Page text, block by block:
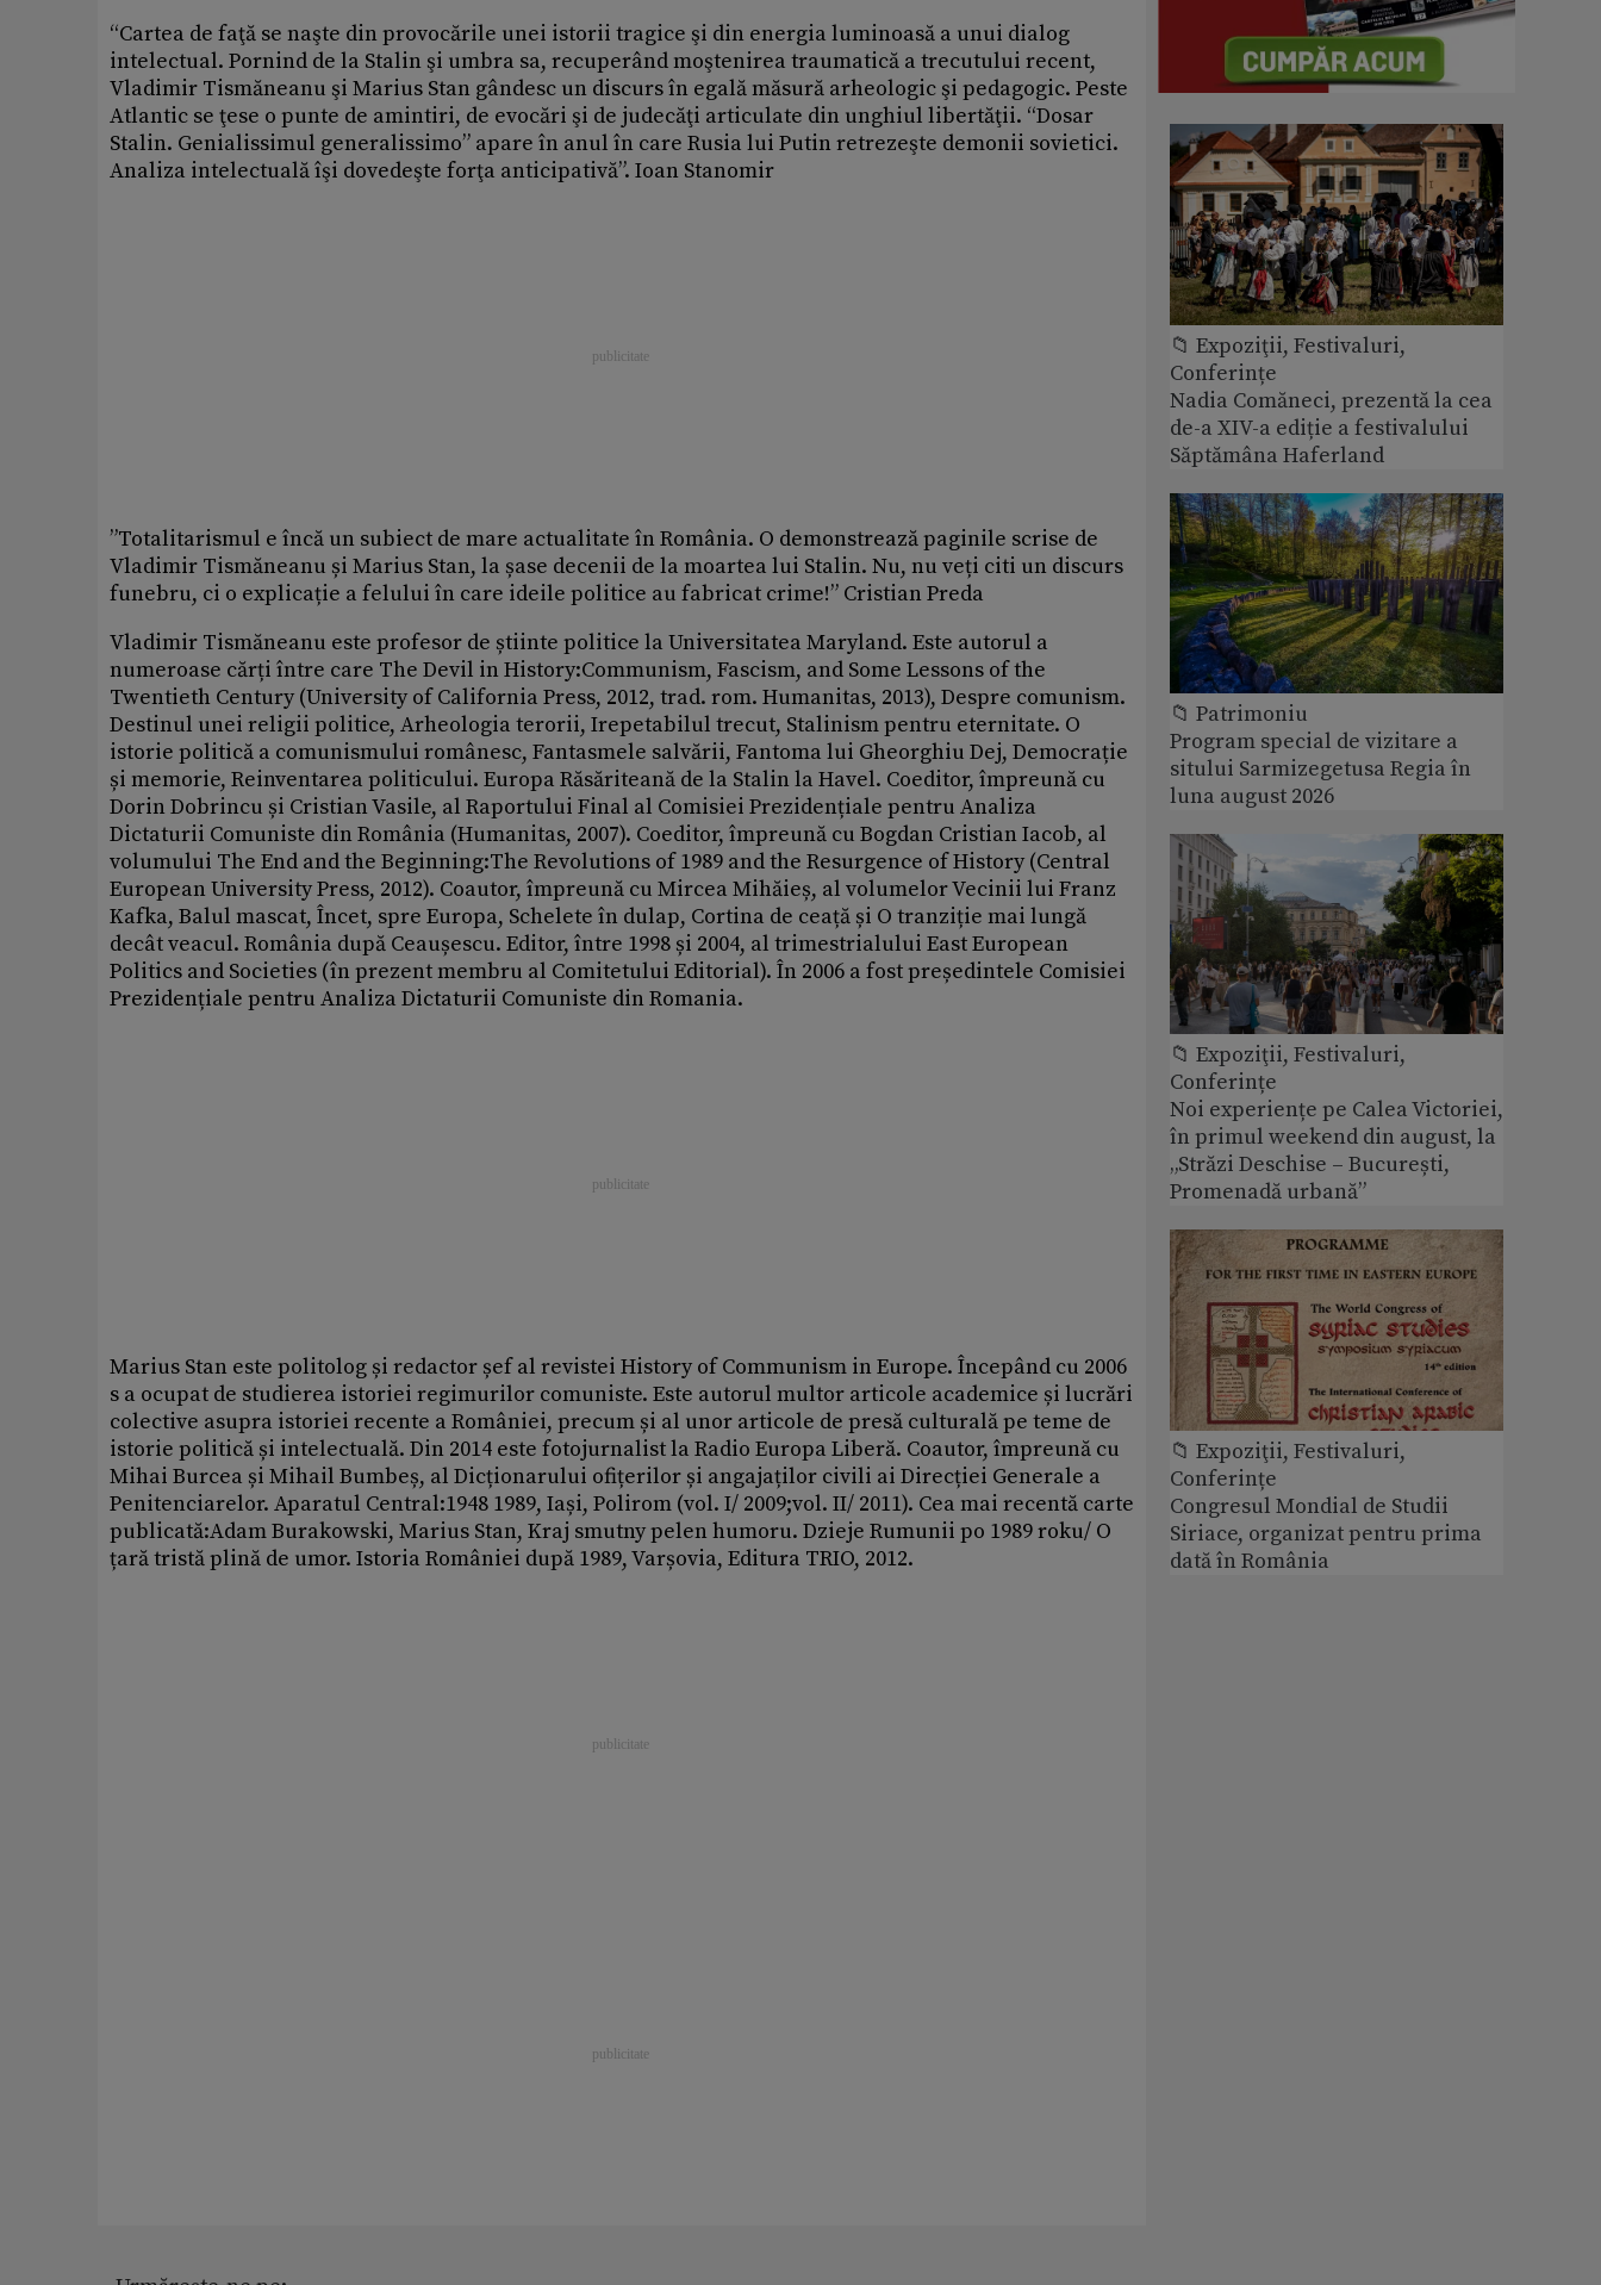
“Cartea de faţă se naşte din provocările unei istorii tragice şi din energia luminoasă a unui dialog
intelectual. Pornind de la Stalin şi umbra sa, recuperând moştenirea traumatică a trecutului recent,
Vladimir Tismăneanu şi Marius Stan gândesc un discurs în egală măsură arheologic şi pedagogic. Peste
Atlantic se ţese o punte de amintiri, de evocări şi de judecăţi articulate din unghiul libertăţii. “Dosar
Stalin. Genialissimul generalissimo” apare în anul în care Rusia lui Putin retrezeşte demonii sovietici.
Analiza intelectuală îşi dovedeşte forţa anticipativă”. Ioan Stanomir
”Totalitarismul e încă un subiect de mare actualitate în România. O demonstrează paginile scrise de
Vladimir Tismăneanu și Marius Stan, la șase decenii de la moartea lui Stalin. Nu, nu veți citi un discurs
funebru, ci o explicație a felului în care ideile politice au fabricat crime!” Cristian Preda
Vladimir Tismăneanu este profesor de știinte politice la Universitatea Maryland. Este autorul a
numeroase cărți între care The Devil in History:Communism, Fascism, and Some Lessons of the
Twentieth Century (University of California Press, 2012, trad. rom. Humanitas, 2013), Despre comunism.
Destinul unei religii politice, Arheologia terorii, Irepetabilul trecut, Stalinism pentru eternitate. O
istorie politică a comunismului românesc, Fantasmele salvării, Fantoma lui Gheorghiu Dej, Democrație
și memorie, Reinventarea politicului. Europa Răsăriteană de la Stalin la Havel. Coedi­tor, împreună cu
Dorin Dobrincu și Cristian Vasile, al Raportului Final al Comisiei Prezidențiale pentru Analiza
Dictaturii Comuniste din România (Humanitas, 2007). Coeditor, împreună cu Bogdan Cristian Iacob, al
volumului The End and the Beginnin­g:The ­Revolutions of 1989 and the Resurgence of History (Central
European University Press, 2012). Coautor, împreună cu Mircea Mihăieș, al volumelor Vecinii lui Franz
Kafka, Balul mascat, Încet, spre Europa, Schelete în dulap, Cortina de ceață și O tranziție mai lungă
decât veacul. România după Ceaușescu. Editor, între 1998 și 2004, al trimestrialului East European
Politics and Societies (în prezent membru al Comitetului Editorial). În 2006 a fost pre­ședintele Comisiei
Prezidențiale pentru Analiza Dictaturii Comu­niste din Romania.
Marius Stan este politolog și redactor șef al revistei History of Communism in Europe. Începând cu 2006
s a ocupat de studierea istoriei regimurilor comuniste. Este autorul multor articole aca­demice și lucrări
colective asupra istoriei recente a României, precum și al unor articole de presă culturală pe teme de
istorie politică și intelectuală. Din 2014 este fotojurnalist la Radio Europa Liberă. Coautor, împreună cu
Mihai Burcea și Mihail Bumbeș, al Dicționarului ofițerilor și angajaților civili ai Direcției Generale a
Penitenciarelor. Aparatul Central:1948 1989, Iași, Polirom (vol. I/ 2009;vol. II/ 2011). Cea mai recentă carte
publicată:Adam Burakowski, Marius Stan, Kraj smutny pelen humoru. Dzieje Rumunii po 1989 roku/ O
țară tristă plină de umor. Istoria României după 1989, Varșovia, Editura TRIO, 2012.
📁 Expoziţii, Festivaluri,
Conferințe
Nadia Comăneci, prezentă la cea
de-a XIV-a ediție a festivalului
Săptămâna Haferland
📁 Patrimoniu
Program special de vizitare a
sitului Sarmizegetusa Regia în
luna august 2026
📁 Expoziţii, Festivaluri,
Conferințe
Noi experiențe pe Calea Victoriei,
în primul weekend din august, la
„Străzi Deschise – București,
Promenadă urbană”
📁 Expoziţii, Festivaluri,
Conferințe
Congresul Mondial de Studii
Siriace, organizat pentru prima
dată în România